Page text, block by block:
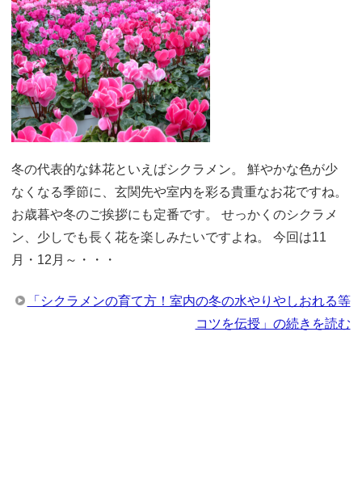
冬の代表的な鉢花といえばシクラメン。 鮮やかな色が少
なくなる季節に、玄関先や室内を彩る貴重なお花ですね。
お歳暮や冬のご挨拶にも定番です。 せっかくのシクラメ
ン、少しでも長く花を楽しみたいですよね。 今回は11
月・12月～・・・
「シクラメンの育て方！室内の冬の水やりやしおれる等
コツを伝授」の続きを読む